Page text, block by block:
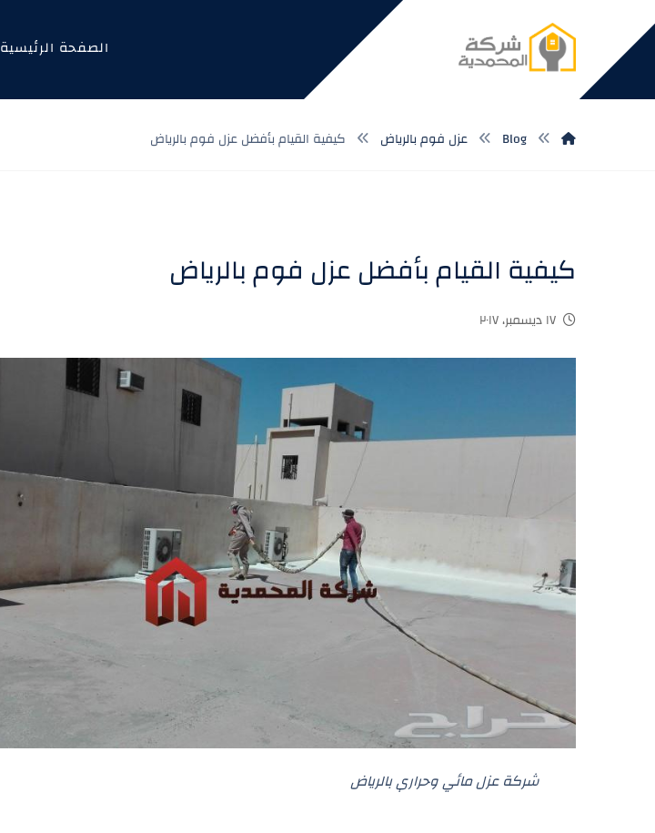
الصفحة الرئيسية
Blog عزل فوم بالرياض كيفية القيام بأفضل عزل فوم بالرياض
كيفية القيام بأفضل عزل فوم بالرياض
١٧ ديسمبر، ٢٠١٧
شركة عزل مائي وحراري بالرياض